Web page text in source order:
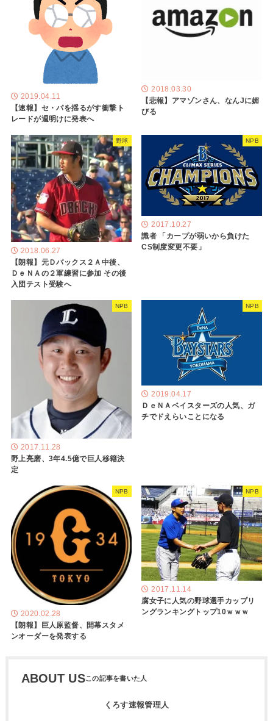
2019.04.11
【速報】セ・パを揺るがす衝撃ト
レードが週明けに発表へ
2018.03.30
【悲報】アマゾンさん、なんJに媚
びる
野球
2018.06.27
【朗報】元Ｄバックス２Ａ中後、
ＤｅＮＡの２軍練習に参加 その後
入団テスト受験へ
NPB
2017.10.27
識者 「カープが弱いから負けた
CS制度変更不要」
NPB
2017.11.28
野上亮磨、3年4.5億で巨人移籍決
定
NPB
2019.04.17
ＤｅＮＡベイスターズの人気、ガ
チでドえらいことになる
NPB
2020.02.28
【朗報】巨人原監督、開幕スタメ
ンオーダーを発表する
NPB
2017.11.14
腐女子に人気の野球選手カップリ
ングランキングトップ10ｗｗｗ
ABOUT US
くろす速報管理人